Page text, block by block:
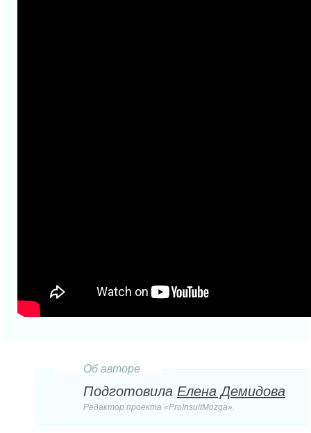
Об авторе
Подготовила Елена Демидова
Редактор проекта «ProInsultMozga».